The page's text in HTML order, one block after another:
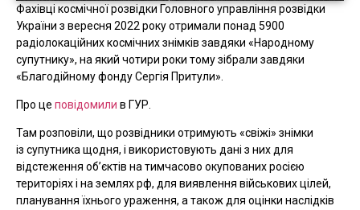
Фахівці космічної розвідки Головного управління розвідки
України з вересня 2022 року отримали понад 5900
радіолокаційних космічних знімків завдяки «Народному
супутнику», на який чотири роки тому зібрали завдяки
«Благодійному фонду Сергія Притули».
Про це повідомили в ГУР.
Там розповіли, що розвідники отримують «свіжі» знімки
із супутника щодня, і використовують дані з них для
відстеження об’єктів на тимчасово окупованих росією
територіях і на землях рф, для виявлення військових цілей,
планування їхнього ураження, а також для оцінки наслідків